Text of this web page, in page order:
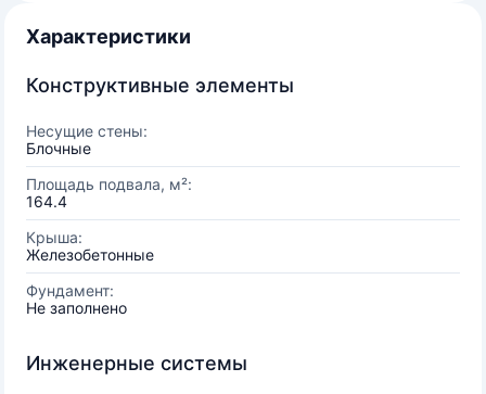
Характеристики
Конструктивные элементы
Несущие стены:
Блочные
Площадь подвала, м²:
164.4
Крыша:
Железобетонные
Фундамент:
Не заполнено
Инженерные системы